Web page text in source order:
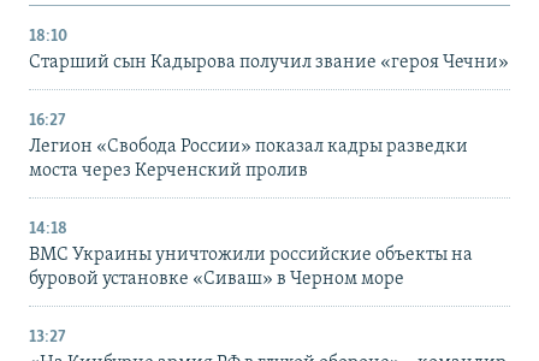
18:10
Старший сын Кадырова получил звание «героя Чечни»
16:27
Легион «Свобода России» показал кадры разведки
моста через Керченский пролив
14:18
ВМС Украины уничтожили российские объекты на
буровой установке «Сиваш» в Черном море
13:27